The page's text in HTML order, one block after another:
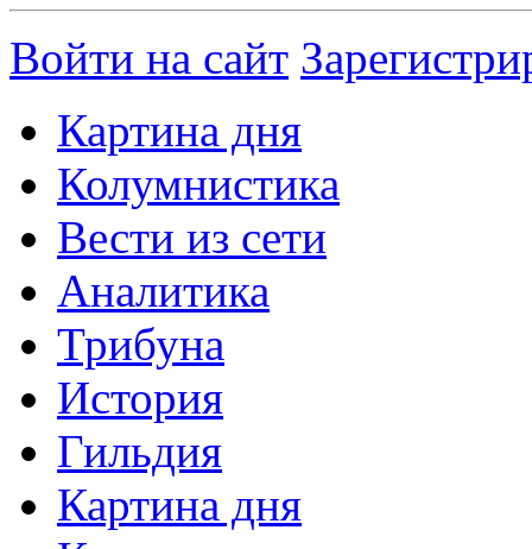
Войти на сайт
Картина дня
Колумнистика
Вести из сети
Аналитика
Трибуна
История
Гильдия
Картина дня